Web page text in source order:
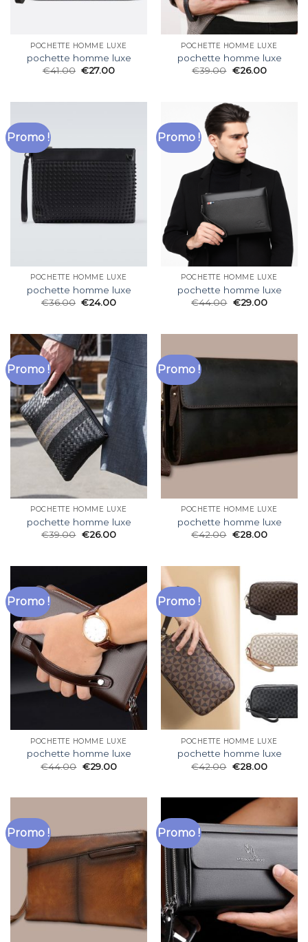
POCHETTE HOMME LUXE
pochette homme luxe
€41.00 €27.00
POCHETTE HOMME LUXE
pochette homme luxe
€39.00 €26.00
Promo !
POCHETTE HOMME LUXE
pochette homme luxe
€36.00 €24.00
Promo !
POCHETTE HOMME LUXE
pochette homme luxe
€44.00 €29.00
Promo !
POCHETTE HOMME LUXE
pochette homme luxe
€39.00 €26.00
Promo !
POCHETTE HOMME LUXE
pochette homme luxe
€42.00 €28.00
Promo !
POCHETTE HOMME LUXE
pochette homme luxe
€44.00 €29.00
Promo !
POCHETTE HOMME LUXE
pochette homme luxe
€42.00 €28.00
Promo ! Promo !